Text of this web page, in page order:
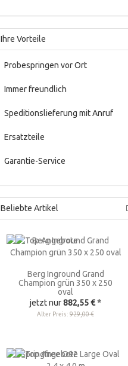
Ihre Vorteile
Probespringen vor Ort
Immer freundlich
Speditionslieferung mit Anruf
Ersatzteile
Garantie-Service
Beliebte Artikel
Berg Inground Grand
Champion grün 350 x 250
oval
jetzt nur882,55 €*
Alter Preis: 929,00 €